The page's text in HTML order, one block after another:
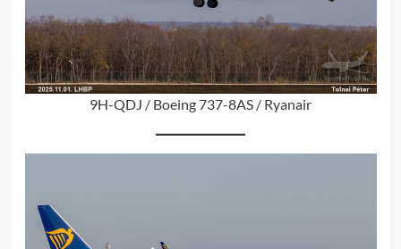
9H-QDJ / Boeing 737-8AS / Ryanair